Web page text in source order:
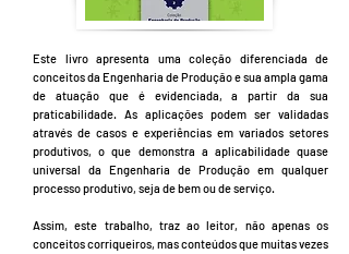
Este livro apresenta uma coleção diferenciada de
conceitos da Engenharia de Produção e sua ampla gama
de atuação que é evidenciada, a partir da sua
praticabilidade. As aplicações podem ser validadas
através de casos e experiências em variados setores
produtivos, o que demonstra a aplicabilidade quase
universal da Engenharia de Produção em qualquer
processo produtivo, seja de bem ou de serviço.
Assim, este trabalho, traz ao leitor, não apenas os
conceitos corriqueiros, mas conteúdos que muitas vezes